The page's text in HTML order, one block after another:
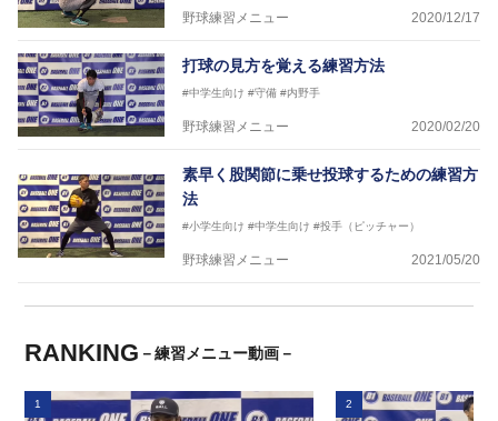
野球練習メニュー 2020/12/17
打球の見方を覚える練習方法
#中学生向け #守備 #内野手
野球練習メニュー 2020/02/20
素早く股関節に乗せ投球するための練習方
法
#小学生向け #中学生向け #投手（ピッチャー）
野球練習メニュー 2021/05/20
RANKING －練習メニュー動画－
1 2